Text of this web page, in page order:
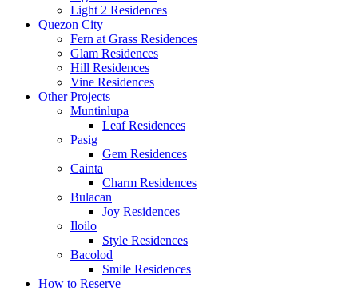
Light 2 Residences
Quezon City
Fern at Grass Residences
Glam Residences
Hill Residences
Vine Residences
Other Projects
Muntinlupa
Leaf Residences
Pasig
Gem Residences
Cainta
Charm Residences
Bulacan
Joy Residences
Iloilo
Style Residences
Bacolod
Smile Residences
How to Reserve